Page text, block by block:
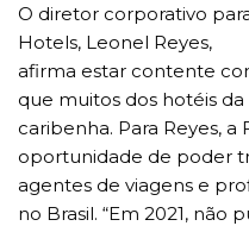
O diretor corporativo
Hotels, Leonel Reyes,
afirma estar contente
que muitos dos hotéis
caribenha. Para Reyes,
oportunidade de poder
agentes de viagens e
no Brasil. “Em 2021, não